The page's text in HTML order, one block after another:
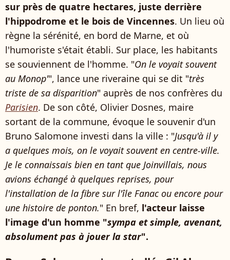
sur près de quatre hectares, juste derrière
l'hippodrome et le bois de Vincennes. Un lieu où
règne la sérénité, en bord de Marne, et où
l'humoriste s'était établi. Sur place, les habitants
se souviennent de l'homme. "On le voyait souvent
au Monop'", lance une riveraine qui se dit "très
triste de sa disparition" auprès de nos confrères du
Parisien. De son côté, Olivier Dosnes, maire
sortant de la commune, évoque le souvenir d'un
Bruno Salomone investi dans la ville : "Jusqu'à il y
a quelques mois, on le voyait souvent en centre-ville.
Je le connaissais bien en tant que Joinvillais, nous
avions échangé à quelques reprises, pour
l'installation de la fibre sur l'île Fanac ou encore pour
une histoire de ponton." En bref, l'acteur laisse
l'image d'un homme "sympa et simple, avenant,
absolument pas à jouer la star".